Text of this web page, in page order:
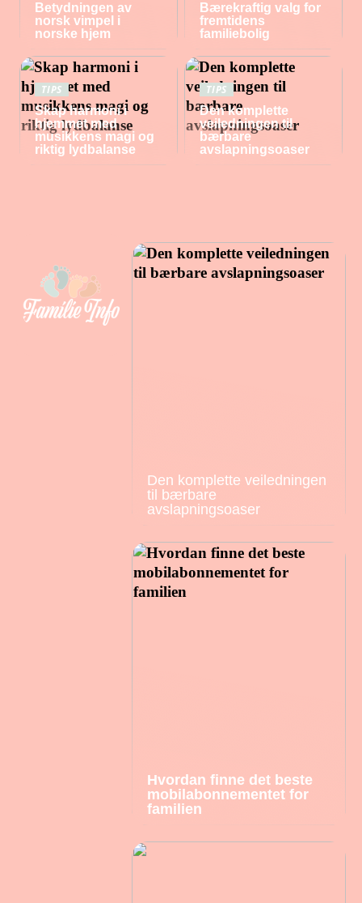
Betydningen av
norsk vimpel i
norske hjem
Bærekraftig valg for
fremtidens
familiebolig
TIPS
Skap harmoni i
hjemmet med
musikkens magi og
riktig lydbalanse
TIPS
Den komplette
veiledningen til
bærbare
avslapningsoaser
Den komplette veiledningen
til bærbare
avslapningsoaser
Hvordan finne det beste
mobilabonnementet for
familien